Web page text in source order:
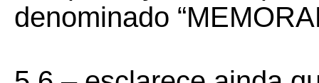
denominado